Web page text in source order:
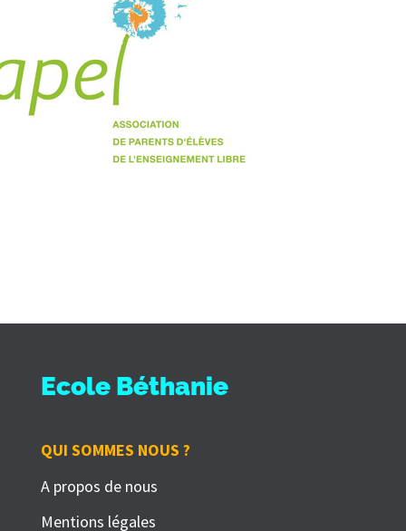
Ecole Béthanie
QUI SOMMES NOUS ?
A propos de nous
Mentions légales